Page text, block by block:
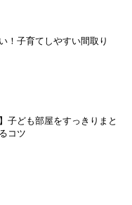
！子育てしやすい間取り
子ども部屋をすっきりまと
コツ